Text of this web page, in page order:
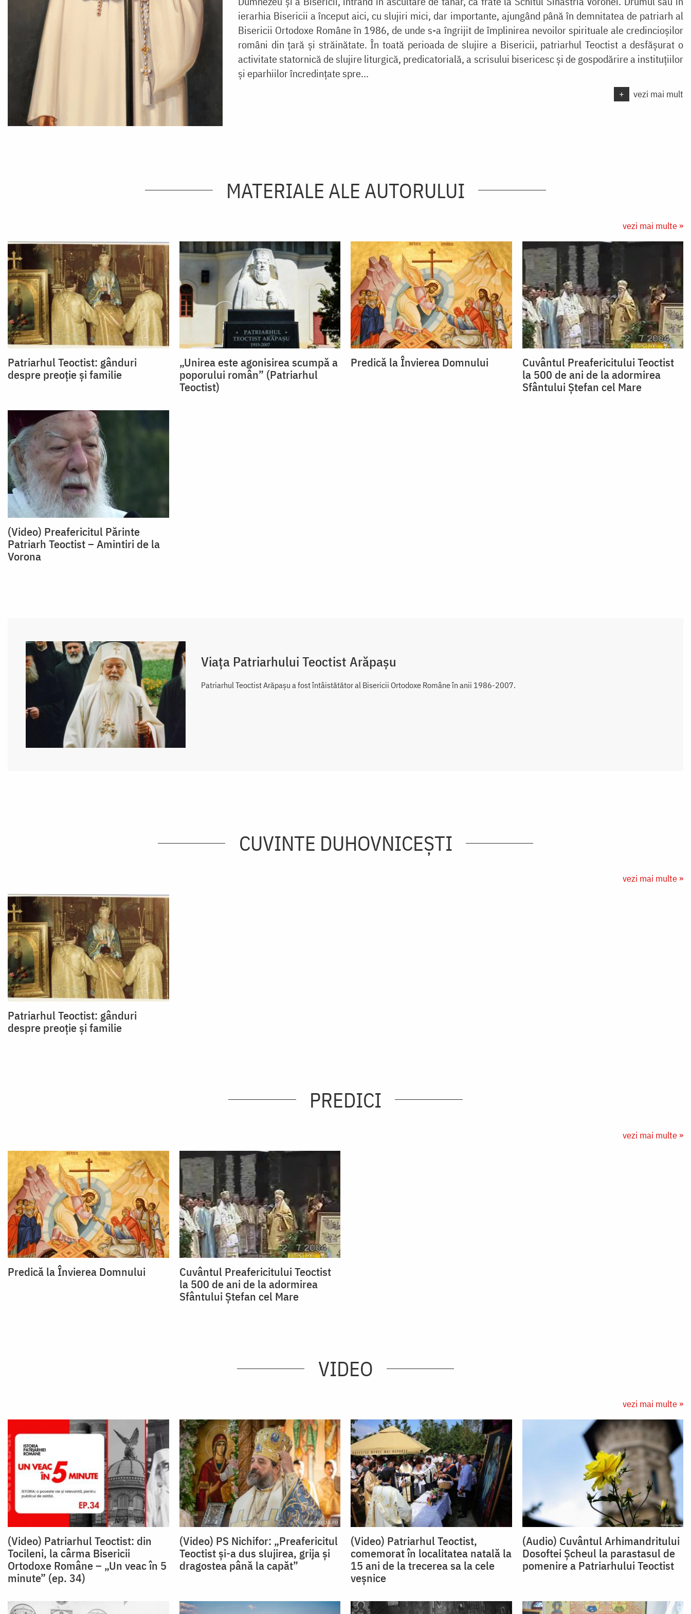
ierarhia Bisericii a început aici, cu slujiri mici, dar importante, ajungând până în demnitatea de patriarh al
Bisericii Ortodoxe Române în 1986, de unde s-a îngrijit de împlinirea nevoilor spirituale ale credincioșilor
români din țară și străinătate. În toată perioada de slujire a Bisericii, patriarhul Teoctist a desfășurat o
activitate statornică de slujire liturgică, predicatorială, a scrisului bisericesc și de gospodărire a instituțiilor
și eparhiilor încredințate spre...
+ vezi mai mult
MATERIALE ALE AUTORULUI
vezi mai multe »
Patriarhul Teoctist: gânduri
despre preoție și familie
„Unirea este agonisirea scumpă a
poporului român” (Patriarhul
Teoctist)
Predică la Învierea Domnului
Cuvântul Preafericitului Teoctist
la 500 de ani de la adormirea
Sfântului Ștefan cel Mare
(Video) Preafericitul Părinte
Patriarh Teoctist – Amintiri de la
Vorona
Viața Patriarhului Teoctist Arăpașu
Patriarhul Teoctist Arăpașu a fost întâistătător al Bisericii Ortodoxe Române în anii 1986-2007.
CUVINTE DUHOVNICEȘTI
vezi mai multe »
Patriarhul Teoctist: gânduri
despre preoție și familie
PREDICI
vezi mai multe »
Predică la Învierea Domnului
Cuvântul Preafericitului Teoctist
la 500 de ani de la adormirea
Sfântului Ștefan cel Mare
VIDEO
vezi mai multe »
(Video) Patriarhul Teoctist: din
Tocileni, la cârma Bisericii
Ortodoxe Române – „Un veac în 5
minute” (ep. 34)
(Video) PS Nichifor: „Preafericitul
Teoctist și-a dus slujirea, grija și
dragostea până la capăt”
(Video) Patriarhul Teoctist,
comemorat în localitatea natală la
15 ani de la trecerea sa la cele
veșnice
(Audio) Cuvântul Arhimandritului
Dosoftei Șcheul la parastasul de
pomenire a Patriarhului Teoctist